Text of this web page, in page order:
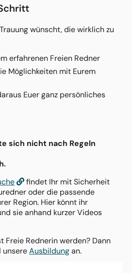
wünscht, die wirklich zu
erfahrenen Freien Redner
Möglichkeiten mit Eurem
Euer ganz persönliches
sich nicht nach Regeln
findet Ihr mit Sicherheit
oder die passende
Region. Hier könnt ihr
sie anhand kurzer Videos
Freie Rednerin werden? Dann
unsereAusbildung an.